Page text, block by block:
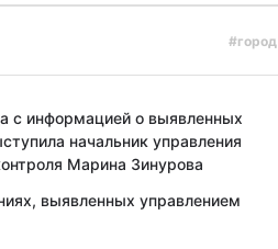
#город
с информацией о выявленных
начальник управления
Марина Зинурова
выявленных управлением